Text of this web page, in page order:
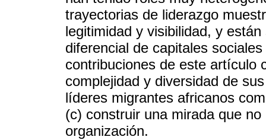
trayectorias de liderazgo
legitimidad y visibilidad, y
diferencial de capitales
contribuciones de este artículo
complejidad y diversidad de
líderes migrantes africanos
(c) construir una mirada que
organización.